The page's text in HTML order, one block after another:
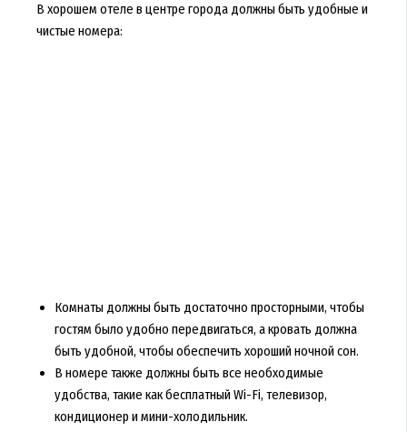
В хорошем отеле в центре города должны быть удобные и
чистые номера:
Комнаты должны быть достаточно просторными, чтобы
гостям было удобно передвигаться, а кровать должна
быть удобной, чтобы обеспечить хороший ночной сон.
В номере также должны быть все необходимые
удобства, такие как бесплатный Wi-Fi, телевизор,
кондиционер и мини-холодильник.